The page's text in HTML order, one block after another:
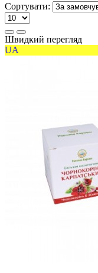
Сортувати:
Швидкий перегляд
UA